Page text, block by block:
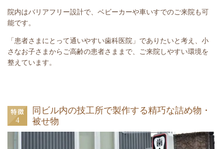
院内はバリアフリー設計で、ベビーカーや車いすでのご来院も可
能です。
「患者さまにとって通いやすい歯科医院」でありたいと考え、小
さなお子さまからご高齢の患者さままで、ご来院しやすい環境を
整えています。
同ビル内の技工所で製作する精巧な詰め物・
被せ物